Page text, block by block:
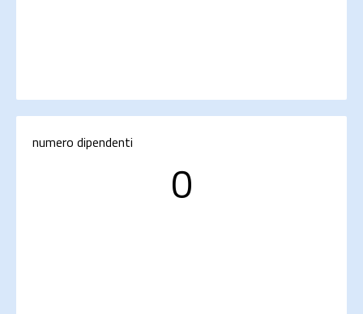
numero dipendenti
0